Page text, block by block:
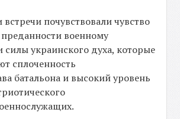
встречи почувствовали чувство
военному
силы украинского духа, которые
сплоченность
батальона и высокий уровень